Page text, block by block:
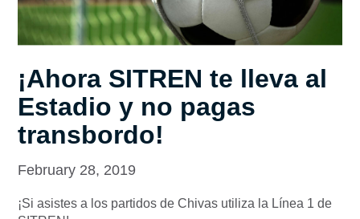
¡Ahora SITREN te lleva al
Estadio y no pagas
transbordo!
February 28, 2019
¡Si asistes a los partidos de Chivas utiliza la Línea 1 de